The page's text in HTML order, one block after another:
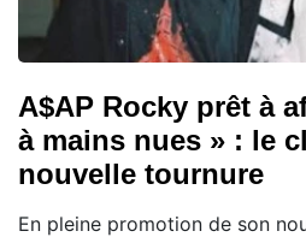
A$AP Rocky prêt à
à mains nues » : le
nouvelle tournure
En pleine promotion de son